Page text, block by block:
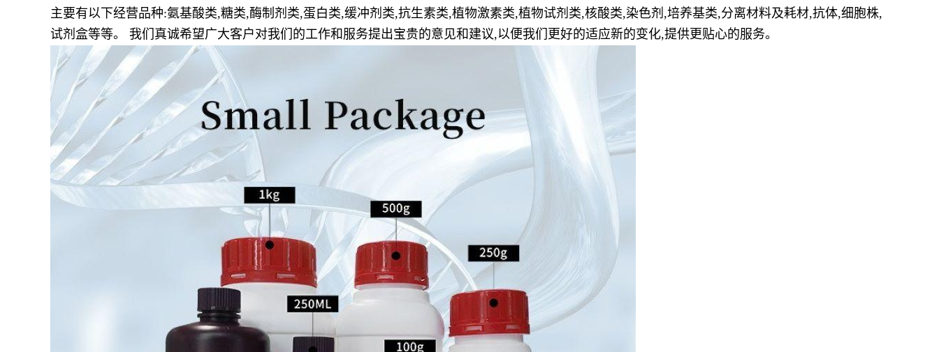
主要有以下经营品种:氨基酸类,糖类,酶制剂类,蛋白类,缓冲剂类,抗生素类,植物激素类,植物试剂类,核酸类,染色剂,培养基类,分离材料及耗材,抗体,细胞株,
试剂盒等等。 我们真诚希望广大客户对我们的工作和服务提出宝贵的意见和建议,以便我们更好的适应新的变化,提供更贴心的服务。